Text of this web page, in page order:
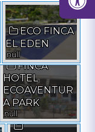
ECO FINCA
EL EDEN
null
FINCA
HOTEL
ECOAVENTUR
A PARK
null